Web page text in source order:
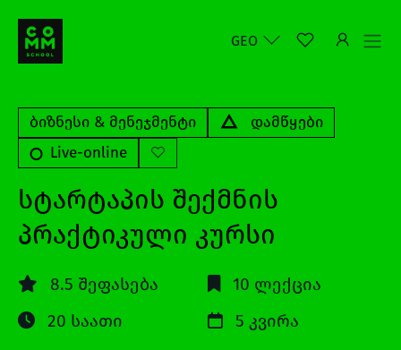
GEO
ბიზნესი & მენეჯმენტი
დამწყები
Live-online
სტარტაპის შექმნის
პრაქტიკული კურსი
8.5 შეფასება
10 ლექცია
20 საათი
5 კვირა